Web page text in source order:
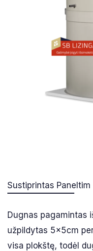
Sustiprintas
Dugnas pagamintas
užpildytas 5x5cm
visa plokštę, todėl